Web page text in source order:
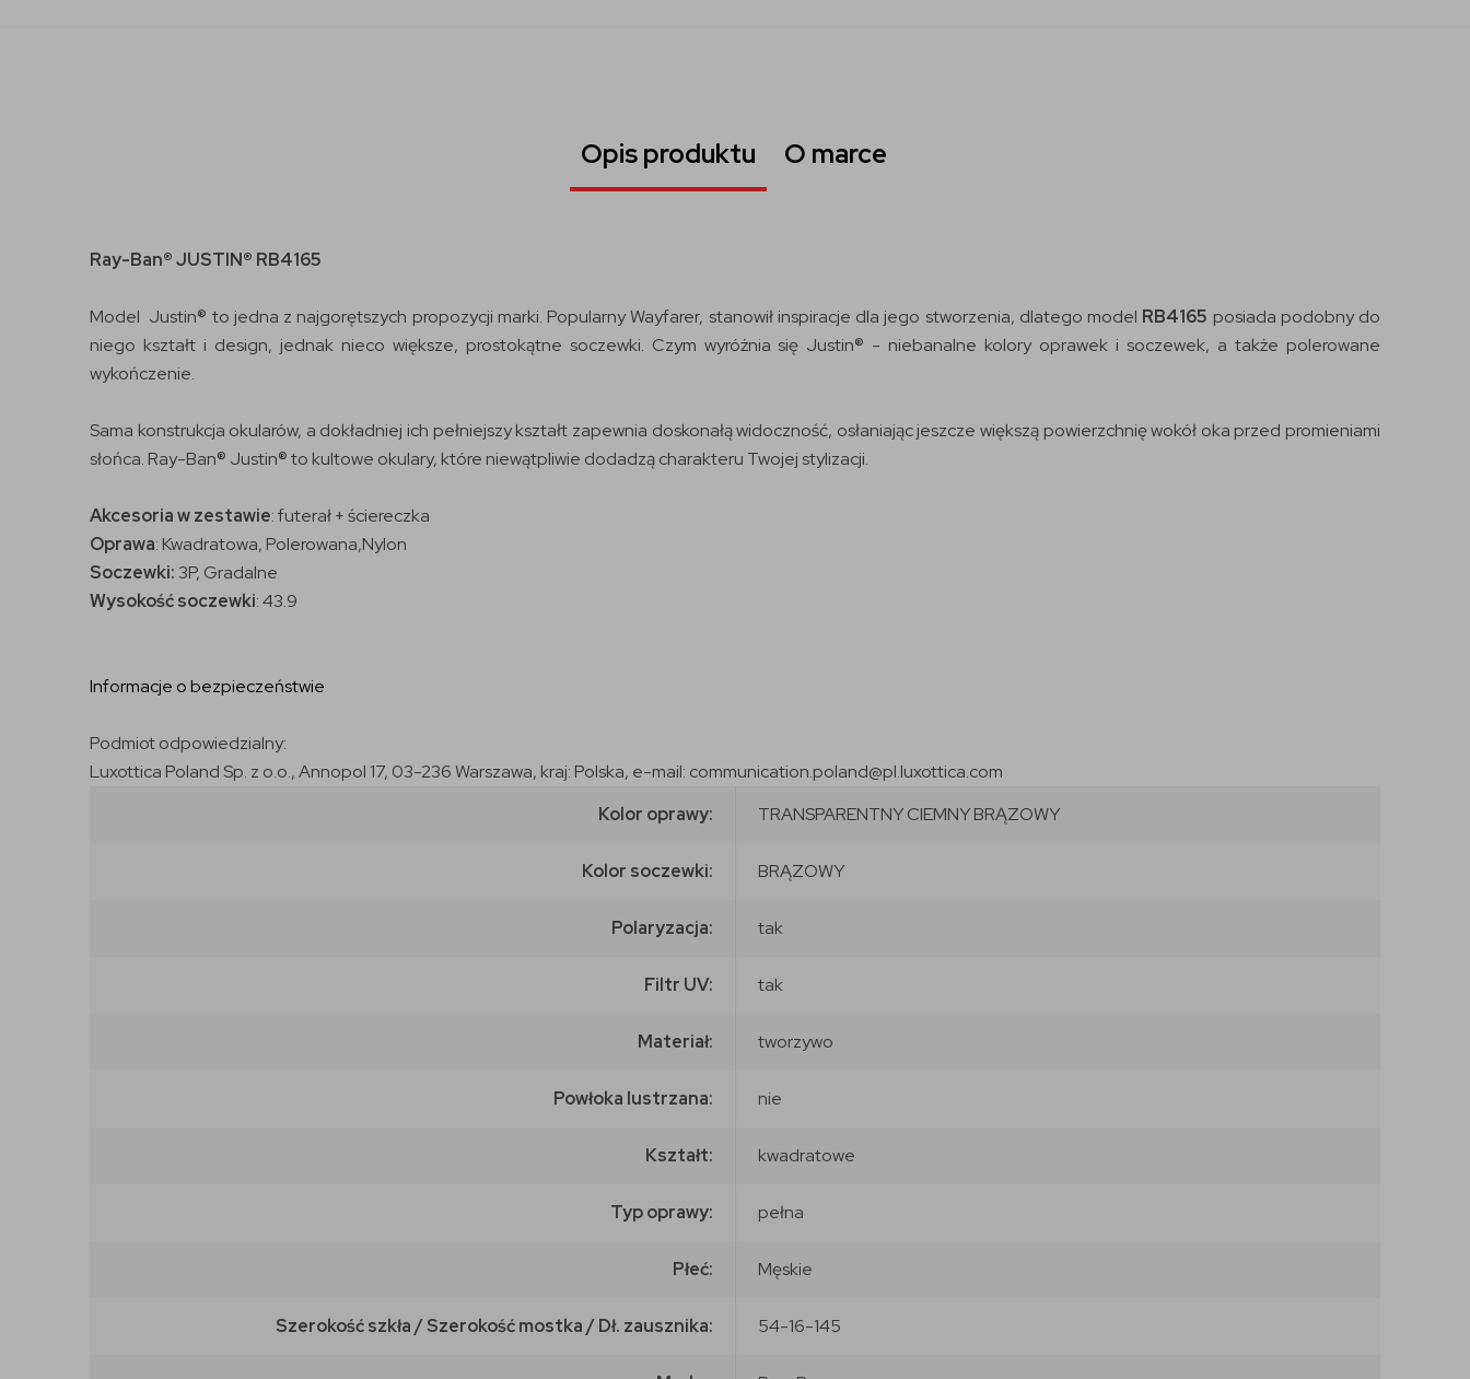
Opis produktu O marce
Ray-Ban® JUSTIN® RB4165
Model Justin® to jedna z najgorętszych propozycji marki. Popularny Wayfarer, stanowił inspiracje dla jego stworzenia, dlatego model RB4165 posiada podobny do
niego kształt i design, jednak nieco większe, prostokątne soczewki. Czym wyróżnia się Justin® - niebanalne kolory oprawek i soczewek, a także polerowane
wykończenie.
Sama konstrukcja okularów, a dokładniej ich pełniejszy kształt zapewnia doskonałą widoczność, osłaniając jeszcze większą powierzchnię wokół oka przed promieniami
słońca. Ray-Ban® Justin® to kultowe okulary, które niewątpliwie dodadzą charakteru Twojej stylizacji.
Akcesoria w zestawie: futerał + ściereczka
Oprawa: Kwadratowa, Polerowana,Nylon
Soczewki: 3P, Gradalne
Wysokość soczewki: 43.9
Informacje o bezpieczeństwie
Podmiot odpowiedzialny:
Luxottica Poland Sp. z o.o., Annopol 17, 03-236 Warszawa, kraj: Polska, e-mail: communication.poland@pl.luxottica.com
Kolor oprawy:
TRANSPARENTNY CIEMNY BRĄZOWY
Kolor soczewki: BRĄZOWY
Polaryzacja: tak
Filtr UV: tak
Materiał: tworzywo
Powłoka lustrzana: nie
Kształt: kwadratowe
Typ oprawy: pełna
Płeć: Męskie
Szerokość szkła / Szerokość mostka / Dł. zausznika: 54-16-145